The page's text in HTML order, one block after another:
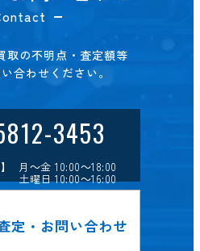
取の不明点・査定額等
合わせください。
3453
】 月～金 10:00～18:00
土曜日 10:00～16:00
定・お問い合わせ